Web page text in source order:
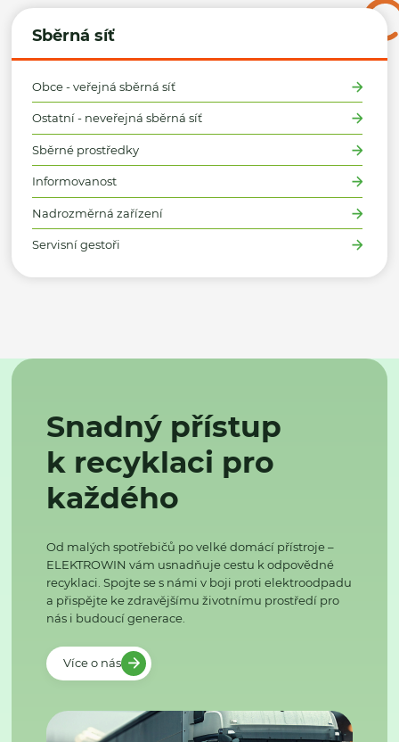
Sběrná síť
Obce - veřejná sběrná síť
Ostatní - neveřejná sběrná síť
Sběrné prostředky
Informovanost
Nadrozměrná zařízení
Servisní gestoři
Snadný přístup
k recyklaci pro
každého
Od malých spotřebičů po velké domácí přístroje –
ELEKTROWIN vám usnadňuje cestu k odpovědné
recyklaci. Spojte se s námi v boji proti elektroodpadu
a přispějte ke zdravějšímu životnímu prostředí pro
nás i budoucí generace.
Více o nás